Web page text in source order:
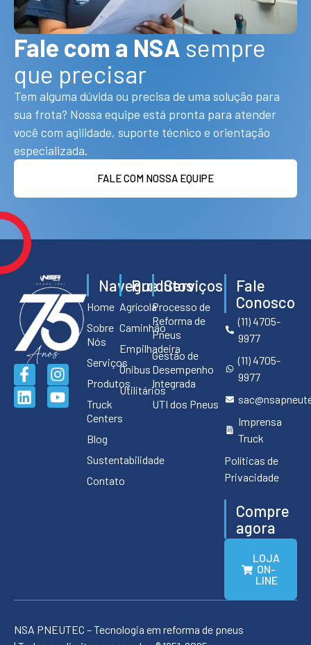
Fale com a NSA sempre
que precisar
Tem alguma dúvida ou precisa de uma solução para
sua frota? Nossa equipe está pronta para atender
você com agilidade, suporte técnico e orientação
especializada.
FALE COM NOSSA EQUIPE
Navegue
Home
Sobre
Nós
Serviços
Produtos
Truck
Centers
Blog
Sustentabilidade
Contato
Produtos
Agrícola
Caminhão
Empilhadeira
Ônibus
Utilitários
Serviços
Processo de
Reforma de
Pneus
Gestão de
Desempenho
Integrada
UTI dos Pneus
Fale
Conosco
(11) 4705-
9977
(11) 4705-
9977
Imprensa
Truck
Políticas de
Privacidade
Compre
agora
LOJA
ON-
LINE
NSA PNEUTEC – Tecnologia em reforma de pneus